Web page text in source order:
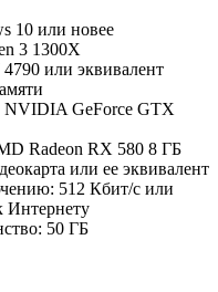
10 или новее
3 1300X
или эквивалент
NVIDIA GeForce GTX
Radeon RX 580 8 ГБ
или ее эквивалент
512 Кбит/с или
Интернету
50 ГБ